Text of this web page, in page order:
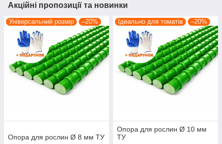
Акційні пропозиції та новинки
Універсальний розмір –20%
Опора для рослин Ø 8 мм ТУ
Ідеально для томатів –20%
Опора для рослин Ø 10 мм
ТУ